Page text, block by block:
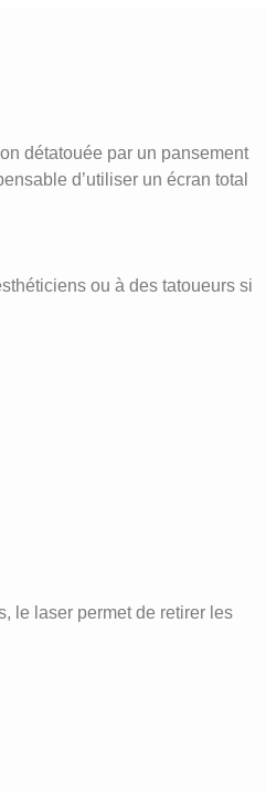
détatouée par un pansement
d’utiliser un écran total
ou à des tatoueurs si
le laser permet de retirer les